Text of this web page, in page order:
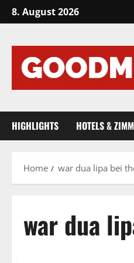
Skip
to
8. August 2026
HIGHLIGHTS HOTELS &
Home war dua lipa bei
war dua